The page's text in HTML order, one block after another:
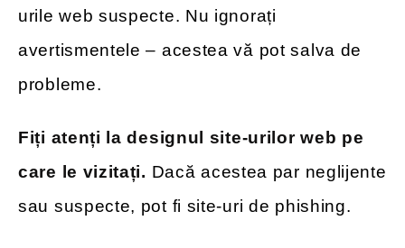
urile web suspecte. Nu ignorați
avertismentele – acestea vă pot salva de
probleme.
Fiți atenți la designul site-urilor web pe
care le vizitați. Dacă acestea par neglijente
sau suspecte, pot fi site-uri de phishing.